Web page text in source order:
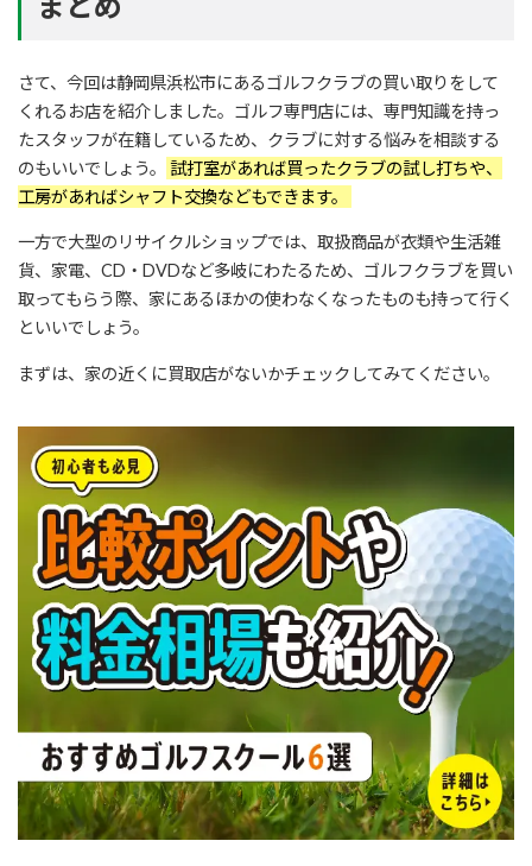
さて、今回は静岡県浜松市にあるゴルフクラブの買い取りをして
くれるお店を紹介しました。ゴルフ専門店には、専門知識を持っ
たスタッフが在籍しているため、クラブに対する悩みを相談する
のもいいでしょう。
試打室があれば買ったクラブの試し打ちや、
工房があればシャフト交換などもできます。
一方で大型のリサイクルショップでは、取扱商品が衣類や生活雑
貨、家電、CD・DVDなど多岐にわたるため、ゴルフクラブを買い
取ってもらう際、家にあるほかの使わなくなったものも持って行く
といいでしょう。
まずは、家の近くに買取店がないかチェックしてみてください。